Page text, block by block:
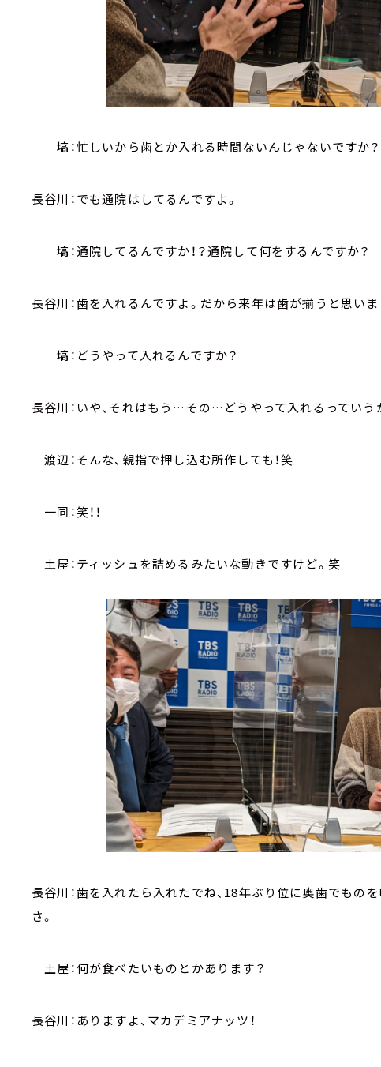
塙：忙しいから歯とか入れる時間ないんじゃないですか？
長谷川：でも通院はしてるんですよ。
塙：通院してるんですか！？通院して何をするんですか？
長谷川：歯を入れるんですよ。だから来年は歯が揃うと思いま
塙：どうやって入れるんですか？
長谷川：いや、それはもう…その…どうやって入れるってい
渡辺：そんな、親指で押し込む所作しても！笑
一同：笑！！
土屋：ティッシュを詰めるみたいな動きですけど。笑
長谷川：歯を入れたら入れたでね、18年ぶり位に奥歯でもの
さ。
土屋：何が食べたいものとかあります？
長谷川：ありますよ、マカデミアナッツ！